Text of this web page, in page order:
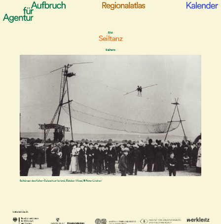
Bild
Seiltanz
Seiltanz
Seiltänzer des Kolter-Calaschus-Varieté, Eisleber Wiese, © Peter Lindner